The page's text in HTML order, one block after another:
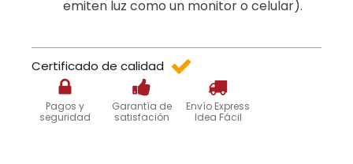
emiten luz como un monitor o celular).
Certificado de calidad
Pagos y
seguridad
Garantía de
satisfación
Envío Express
Idea Fácil